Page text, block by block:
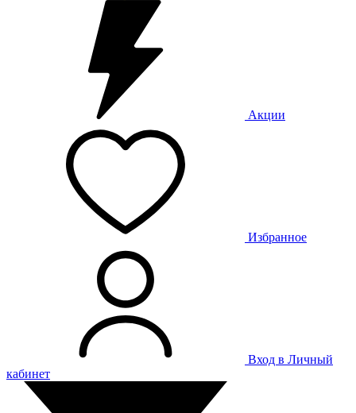
Акции
Избранное
Вход в Личный
кабинет